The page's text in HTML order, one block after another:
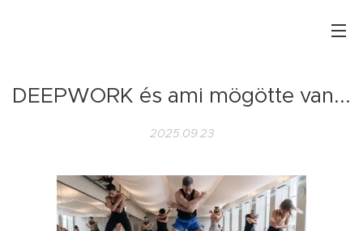
DEEPWORK és ami mögötte van...
2025.09.23